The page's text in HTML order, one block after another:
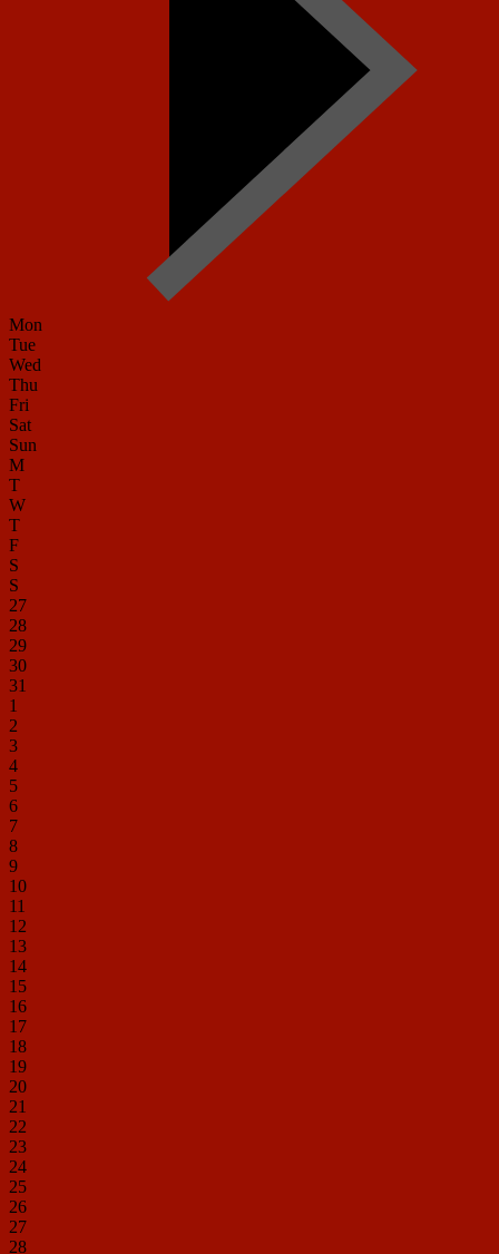
Mon
Tue
Wed
Thu
Fri
Sat
Sun
M
T
W
T
F
S
S
27
28
29
30
31
1
2
3
4
5
6
7
8
9
10
11
12
13
14
15
16
17
18
19
20
21
22
23
24
25
26
27
28